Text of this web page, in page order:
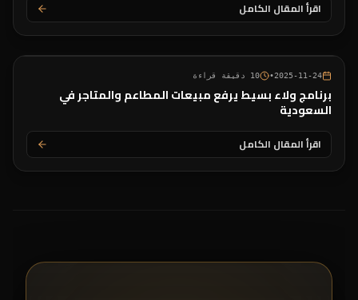
اقرأ المقال الكامل
2025-11-24
•
10 دقيقة قراءة
برنامج ولاء بسيط يرفع مبيعات المطاعم والمتاجر في
السعودية
اقرأ المقال الكامل